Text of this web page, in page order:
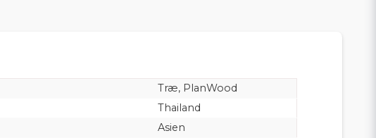
Træ, PlanWood
Thailand
Asien